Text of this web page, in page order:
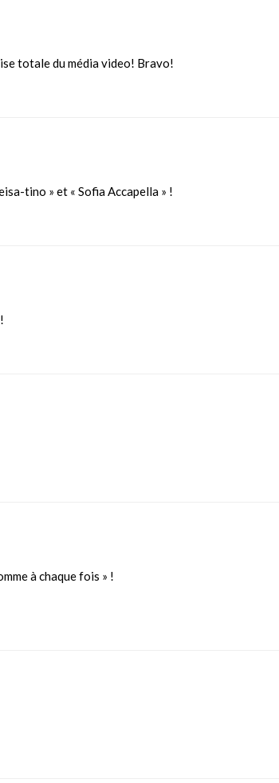
totale du média video! Bravo!
tino » et « Sofia Accapella » !
à chaque fois » !